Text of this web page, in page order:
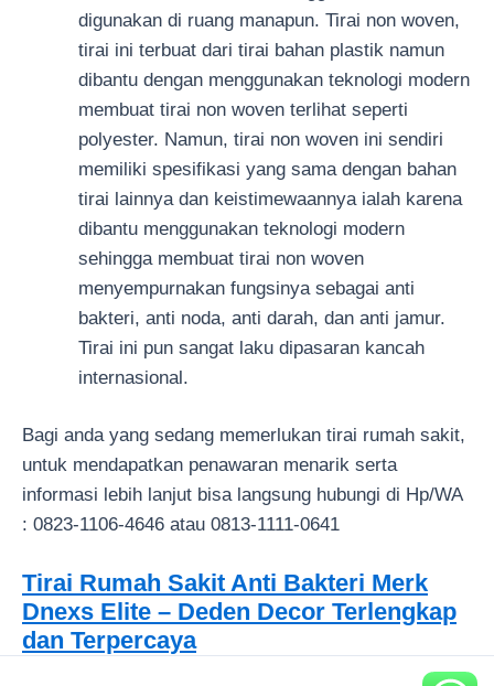
digunakan di ruang manapun. Tirai non woven,
tirai ini terbuat dari tirai bahan plastik namun
dibantu dengan menggunakan teknologi modern
membuat tirai non woven terlihat seperti
polyester. Namun, tirai non woven ini sendiri
memiliki spesifikasi yang sama dengan bahan
tirai lainnya dan keistimewaannya ialah karena
dibantu menggunakan teknologi modern
sehingga membuat tirai non woven
menyempurnakan fungsinya sebagai anti
bakteri, anti noda, anti darah, dan anti jamur.
Tirai ini pun sangat laku dipasaran kancah
internasional.
Bagi anda yang sedang memerlukan tirai rumah sakit,
untuk mendapatkan penawaran menarik serta
informasi lebih lanjut bisa langsung hubungi di Hp/WA
: 0823-1106-4646 atau 0813-1111-0641
Tirai Rumah Sakit Anti Bakteri Merk
Dnexs Elite – Deden Decor Terlengkap
dan Terpercaya